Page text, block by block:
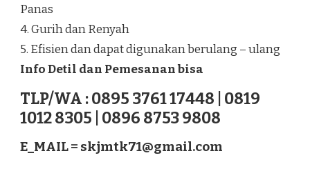
Panas
4. Gurih dan Renyah
5. Efisien dan dapat digunakan berulang – ulang
Info Detil dan Pemesanan bisa
TLP/WA : 0895 3761 17448 | 0819
1012 8305 | 0896 8753 9808
E_MAIL = skjmtk71@gmail.com